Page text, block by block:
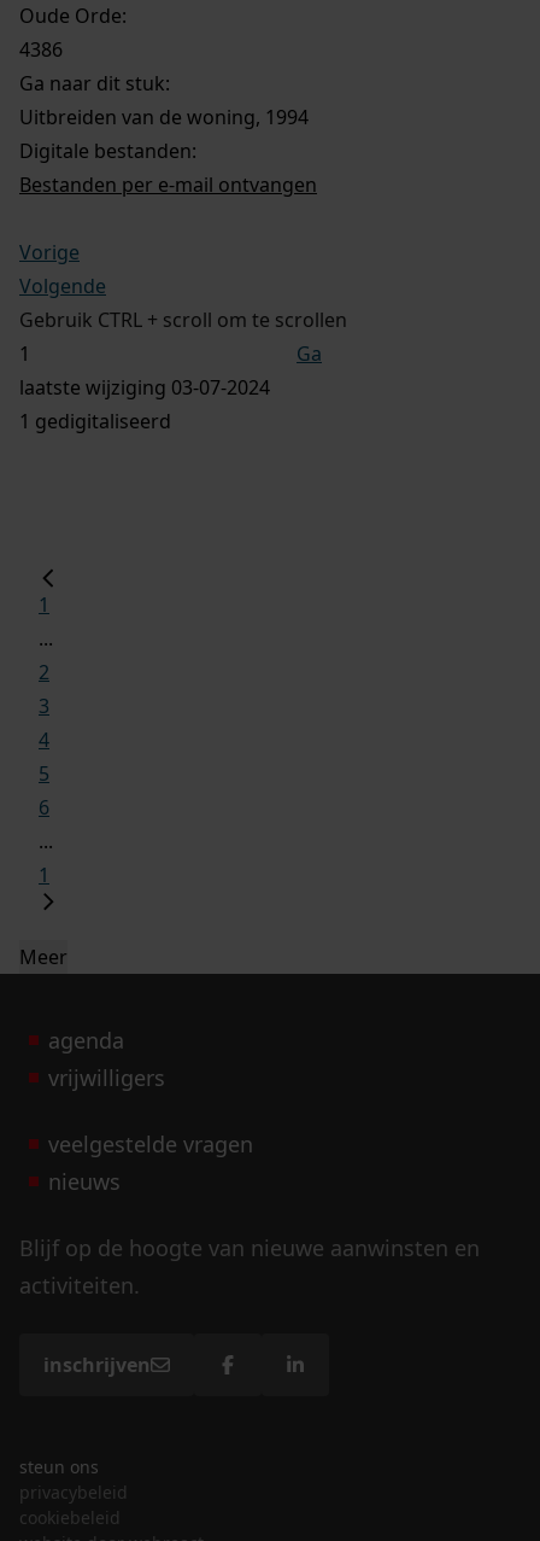
Oude Orde:
4386
Ga naar dit stuk:
Uitbreiden van de woning, 1994
Digitale bestanden:
Bestanden per e-mail ontvangen
Vorige
Volgende
Gebruik CTRL + scroll om te scrollen
Ga
laatste wijziging 03-07-2024
1 gedigitaliseerd
1
...
2
3
4
5
6
...
1
Meer
agenda
vrijwilligers
veelgestelde vragen
nieuws
Blijf op de hoogte van nieuwe aanwinsten en
activiteiten.
inschrijven
steun ons
privacybeleid
cookiebeleid